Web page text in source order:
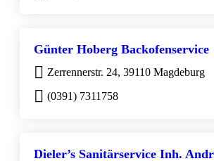
Günter Hoberg Backofenservice
Zerrennerstr. 24, 39110 Magdeburg
(0391) 7311758
Dieler’s Sanitärservice Inh.